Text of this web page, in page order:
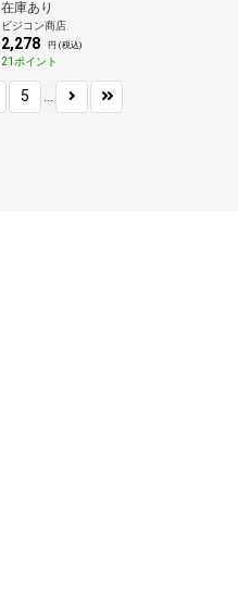
在庫あり
ビジコン商店
2,278 円 (税込)
21ポイント
5